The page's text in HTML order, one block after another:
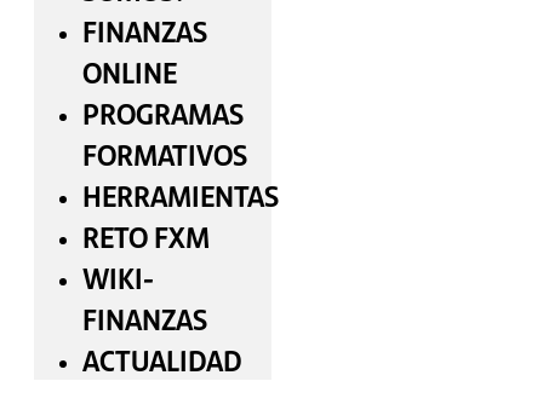
FINANZAS
ONLINE
PROGRAMAS
FORMATIVOS
HERRAMIENTAS
RETO FXM
WIKI-
FINANZAS
ACTUALIDAD